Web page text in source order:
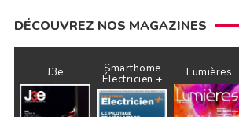
DÉCOUVREZ NOS MAGAZINES
J3e Smarthome
Électricien + Lumières